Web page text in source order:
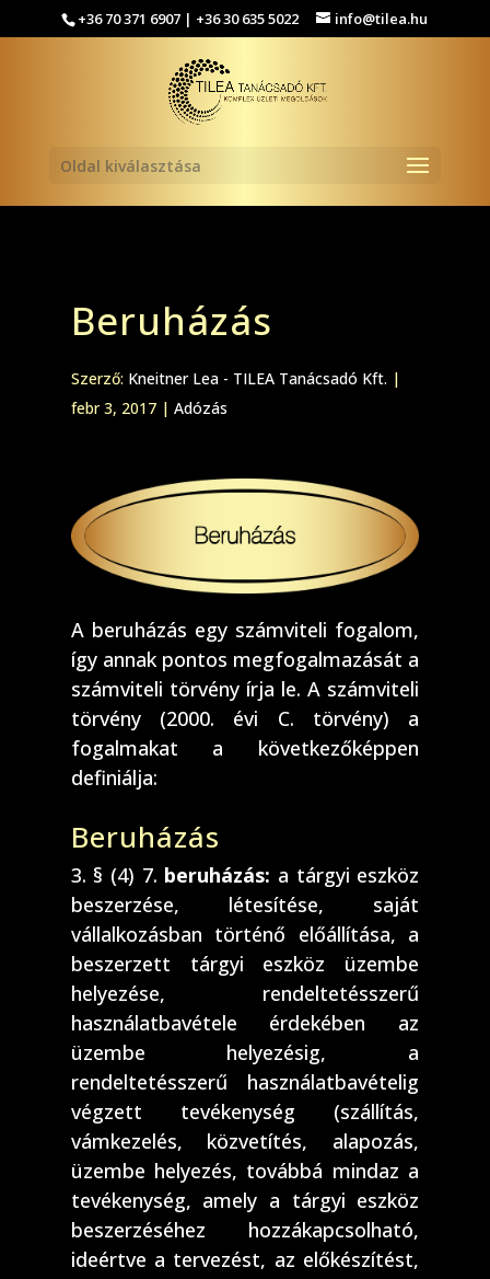
+36 70 371 6907 | +36 30 635 5022 info@tilea.hu
Oldal kiválasztása
Beruházás
Szerző: Kneitner Lea - TILEA Tanácsadó Kft. |
febr 3, 2017| Adózás
A beruházás egy számviteli fogalom,
így annak pontos megfogalmazását a
számviteli törvény írja le. A számviteli
törvény (2000. évi C. törvény) a
fogalmakat a következőképpen
definiálja:
Beruházás
3. § (4) 7. beruházás: a tárgyi eszköz
beszerzése, létesítése, saját
vállalkozásban történő előállítása, a
beszerzett tárgyi eszköz üzembe
helyezése, rendeltetésszerű
használatbavétele érdekében az
üzembe helyezésig, a
rendeltetésszerű használatbavételig
végzett tevékenység (szállítás,
vámkezelés, közvetítés, alapozás,
üzembe helyezés, továbbá mindaz a
tevékenység, amely a tárgyi eszköz
beszerzéséhez hozzákapcsolható,
ideértve a tervezést, az előkészítést,